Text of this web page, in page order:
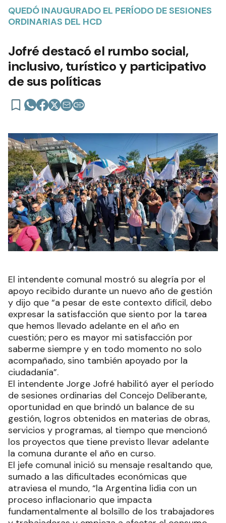
QUEDÓ INAUGURADO EL PERÍODO DE SESIONES
ORDINARIAS DEL HCD
Jofré destacó el rumbo social,
inclusivo, turístico y participativo
de sus políticas
El intendente comunal mostró su alegría por el
apoyo recibido durante un nuevo año de gestión
y dijo que “a pesar de este contexto difícil, debo
expresar la satisfacción que siento por la tarea
que hemos llevado adelante en el año en
cuestión; pero es mayor mi satisfacción por
saberme siempre y en todo momento no solo
acompañado, sino también apoyado por la
ciudadanía”.
El intendente Jorge Jofré habilitó ayer el período
de sesiones ordinarias del Concejo Deliberante,
oportunidad en que brindó un balance de su
gestión, logros obtenidos en materias de obras,
servicios y programas, al tiempo que mencionó
los proyectos que tiene previsto llevar adelante
la comuna durante el año en curso.
El jefe comunal inició su mensaje resaltando que,
sumado a las dificultades económicas que
atraviesa el mundo, “la Argentina lidia con un
proceso inflacionario que impacta
fundamentalmente al bolsillo de los trabajadores